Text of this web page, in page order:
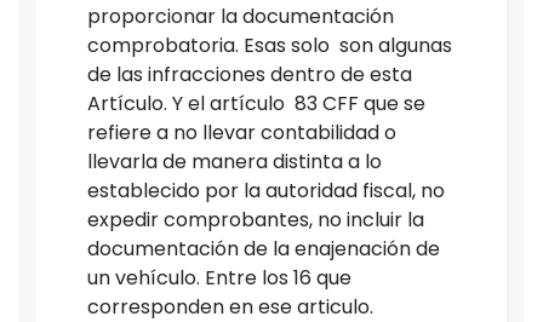
proporcionar la documentación
comprobatoria. Esas solo son algunas
de las infracciones dentro de esta
Artículo. Y el artículo 83 CFF que se
refiere a no llevar contabilidad o
llevarla de manera distinta a lo
establecido por la autoridad fiscal, no
expedir comprobantes, no incluir la
documentación de la enajenación de
un vehículo. Entre los 16 que
corresponden en ese articulo.